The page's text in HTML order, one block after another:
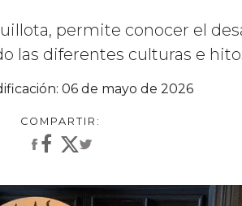
permite conocer el
las diferentes culturas e
06 de mayo de 2026